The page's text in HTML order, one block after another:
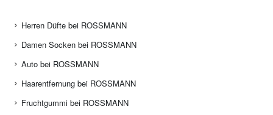
Herren Düfte bei ROSSMANN
Damen Socken bei ROSSMANN
Auto bei ROSSMANN
Haarentfernung bei ROSSMANN
Fruchtgummi bei ROSSMANN